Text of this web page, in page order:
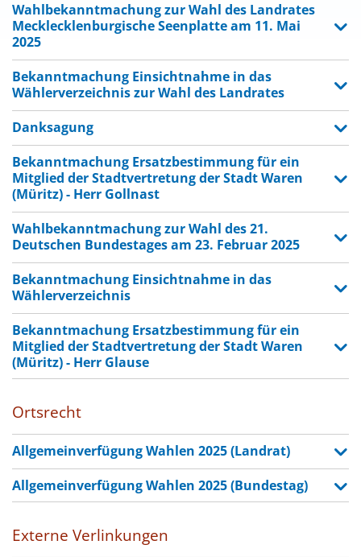
Wahlbekanntmachung zur Wahl des Landrates
Mecklecklenburgische Seenplatte am 11. Mai
2025
Bekanntmachung Einsichtnahme in das
Wählerverzeichnis zur Wahl des Landrates
Danksagung
Bekanntmachung Ersatzbestimmung für ein
Mitglied der Stadtvertretung der Stadt Waren
(Müritz) - Herr Gollnast
Wahlbekanntmachung zur Wahl des 21.
Deutschen Bundestages am 23. Februar 2025
Bekanntmachung Einsichtnahme in das
Wählerverzeichnis
Bekanntmachung Ersatzbestimmung für ein
Mitglied der Stadtvertretung der Stadt Waren
(Müritz) - Herr Glause
Ortsrecht
Allgemeinverfügung Wahlen 2025 (Landrat)
Allgemeinverfügung Wahlen 2025 (Bundestag)
Externe Verlinkungen